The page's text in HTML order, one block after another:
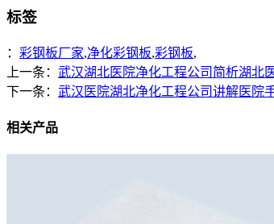
标签
： 彩钢板厂家,净化彩钢板,彩钢板,
上一条： 武汉湖北医院净化工程公司简析湖北
下一条： 武汉医院湖北净化工程公司讲解医院
相关产品